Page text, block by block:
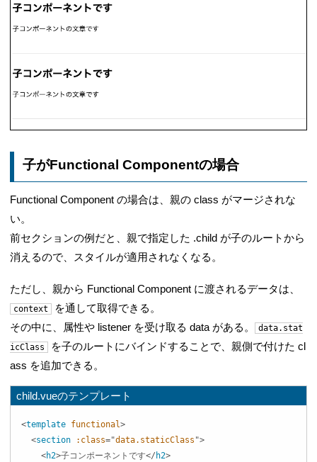
子がFunctional Componentの場合
Functional Component の場合は、親の class がマージされな
い。
前セクションの例だと、親で指定した .child が子のルートから
消えるので、スタイルが適用されなくなる。
ただし、親から Functional Component に渡されるデータは、
context
を通して取得できる。
その中に、属性や listener を受け取る data がある。
data.stat
icClass
を子のルートにバインドすることで、親側で付けた cl
ass を追加できる。
child.vueのテンプレート
<template functional>
<section :class="data.staticClass ">
<h2>子コンポーネントです</ h2>